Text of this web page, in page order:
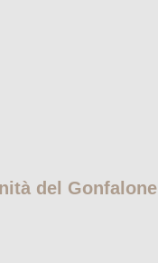
del Gonfalone